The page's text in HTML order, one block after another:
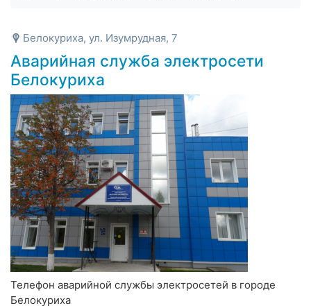
Белокуриха, ул. Изумрудная, 7
Аварийная служба электросети
Белокуриха
Телефон аварийной службы электросетей в городе
Белокуриха